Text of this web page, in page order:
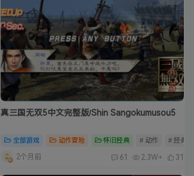
真三国无双5中文完整版/Shin Sangokumusou5
全部游戏 动作冒险 怀旧经典 # 动作 # 经典
2个月前 61 2.3W+ 31